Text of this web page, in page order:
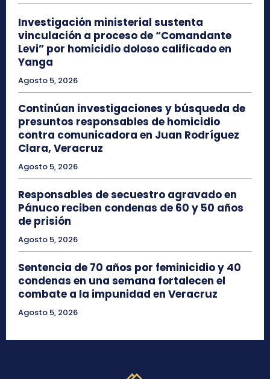
Investigación ministerial sustenta
vinculación a proceso de “Comandante
Levi” por homicidio doloso calificado en
Yanga
Agosto 5, 2026
Continúan investigaciones y búsqueda de
presuntos responsables de homicidio
contra comunicadora en Juan Rodríguez
Clara, Veracruz
Agosto 5, 2026
Responsables de secuestro agravado en
Pánuco reciben condenas de 60 y 50 años
de prisión
Agosto 5, 2026
Sentencia de 70 años por feminicidio y 40
condenas en una semana fortalecen el
combate a la impunidad en Veracruz
Agosto 5, 2026